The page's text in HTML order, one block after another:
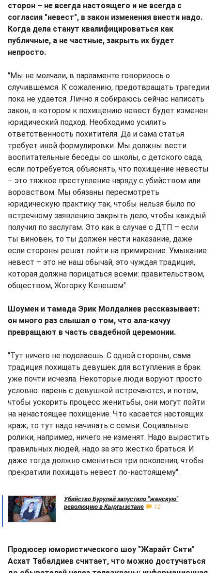
сторон – не всегда настоящего и не всегда с
согласия "невест", в закон изменения внести надо.
Когда дела станут квалифицироваться как
публичные, а не частные, закрыть их будет
непросто.
"Мы не молчали, в парламенте говорилось о
случившемся. К сожалению, предотвращать трагедии
пока не удается. Лично я собираюсь сейчас написать
закон, в котором к похищению невест будет изменен
юридический подход. Необходимо усилить
ответственность похитителя. Да и сама статья
требует иной формулировки. Мы должны вести
воспитательные беседы со школы, с детского сада,
если потребуется, объяснять, что похищение невесты
– это тяжкое преступление наряду с убийством или
воровством. Мы обязаны пересмотреть
юридическую практику так, чтобы нельзя было по
встречному заявлению закрыть дело, чтобы каждый
получил по заслугам. Это как в случае с ДТП – если
ты виновен, то ты должен нести наказание, даже
если стороны решат пойти на примирение. Умыкание
невест – это не наш обычай, это чуждая традиция,
которая должна порицаться всеми: правительством,
обществом, Жогорку Кенешем".
Шоумен и тамада Эрик Молдалиев рассказывает:
он много раз слышал о том, что ала-качуу
превращают в часть свадебной церемонии.
"Тут ничего не поделаешь. С одной стороны, сама
традиция похищать девушек для вступления в брак
уже почти исчезла. Некоторые люди воруют просто
условно: парень с девушкой встречаются, и потом,
чтобы ускорить процесс женитьбы, они могут пойти
на ненастоящее похищение. Что касается настоящих
краж, то тут надо начинать с семьи. Социальные
ролики, например, ничего не изменят. Надо вырастить
правильных людей, надо за это жестко браться. И
даже тогда должно смениться три поколения, чтобы
прекратили похищать невест по-настоящему".
Убийство Бурулай запустило "женскую"
революцию в Кыргызстане
12
Продюсер юмористического шоу "Жарайт Сити"
Асхат Табалдиев считает, что можно достучаться